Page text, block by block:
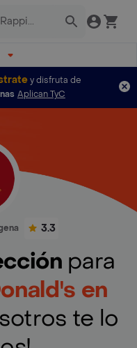
y disfruta de
Aplican TyC
3.3
para
en
te lo